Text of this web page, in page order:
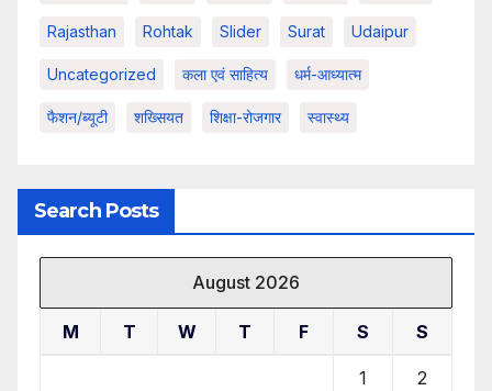
Rajasthan Rohtak Slider Surat Udaipur
Uncategorized कला एवं साहित्य धर्म-आध्यात्म
फैशन/ब्यूटी शख्सियत शिक्षा-रोजगार स्वास्थ्य
Search Posts
August 2026
M T W T F S S
1 2